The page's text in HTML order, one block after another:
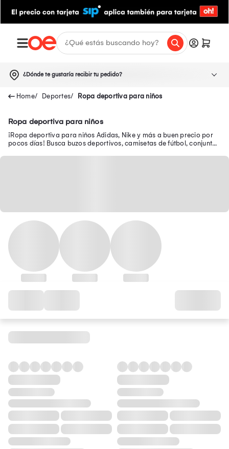
¿Dónde te gustaría recibir tu pedido?
Deportes Ropa deportiva para niños
Ropa deportiva para niños
¡Ropa deportiva para niños Adidas, Nike y más a buen precio por
pocos días! Busca buzos deportivos, camisetas de fútbol, conjuntos